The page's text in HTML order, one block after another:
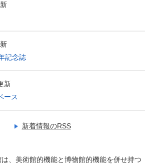
記念誌
新
ース
新着情報のRSS
、美術館的機能と博物館的機能を併せ持つ